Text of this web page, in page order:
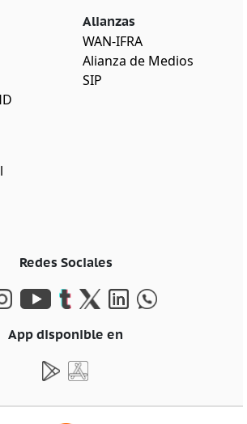
Alianzas
WAN-IFRA
Alianza de Medios
SIP
Redes Sociales
App disponible en